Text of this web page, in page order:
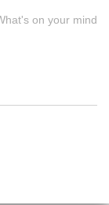
on your mind?